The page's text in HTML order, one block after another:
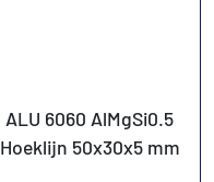
ALU 6060 AlMgSi0.5
Hoeklijn 50x30x5 mm